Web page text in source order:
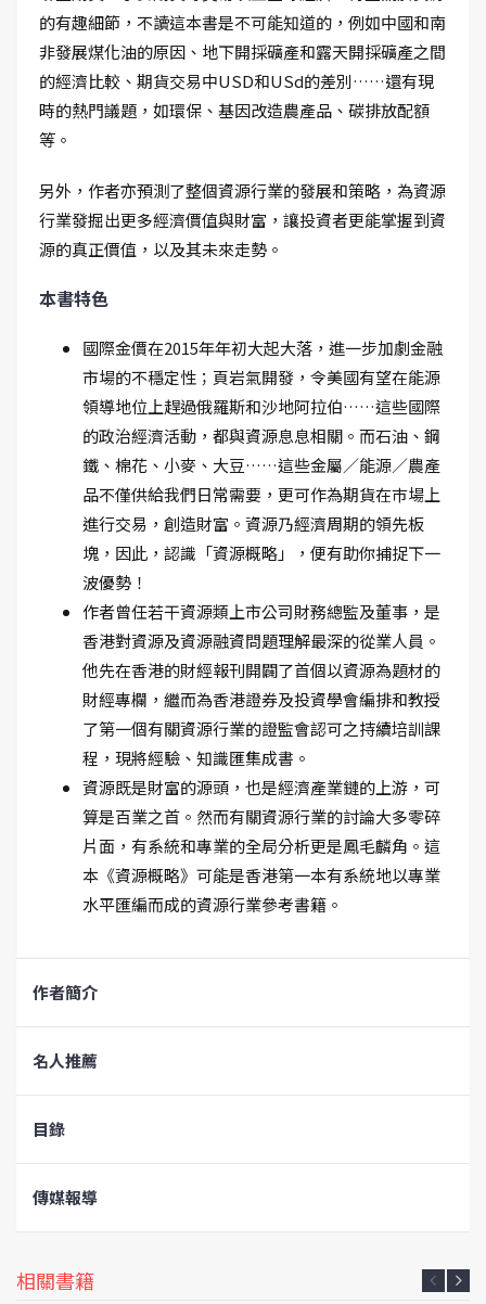
的有趣細節，不讀這本書是不可能知道的，例如中國和南
非發展煤化油的原因、地下開採礦產和露天開採礦產之間
的經濟比較、期貨交易中USD和USd的差別……還有現
時的熱門議題，如環保、基因改造農產品、碳排放配額
等。
另外，作者亦預測了整個資源行業的發展和策略，為資源
行業發掘出更多經濟價值與財富，讓投資者更能掌握到資
源的真正價值，以及其未來走勢。
本書特色
國際金價在2015年年初大起大落，進一步加劇金融
市場的不穩定性；頁岩氣開發，令美國有望在能源
領導地位上趕過俄羅斯和沙地阿拉伯……這些國際
的政治經濟活動，都與資源息息相關。而石油、鋼
鐵、棉花、小麥、大豆……這些金屬／能源／農產
品不僅供給我們日常需要，更可作為期貨在巿場上
進行交易，創造財富。資源乃經濟周期的領先板
塊，因此，認識「資源概略」，便有助你捕捉下一
波優勢！
作者曾任若干資源類上市公司財務總監及董事，是
香港對資源及資源融資問題理解最深的從業人員。
他先在香港的財經報刊開闢了首個以資源為題材的
財經專欄，繼而為香港證券及投資學會編排和教授
了第一個有關資源行業的證監會認可之持續培訓課
程，現將經驗、知識匯集成書。
資源既是財富的源頭，也是經濟產業鏈的上游，可
算是百業之首。然而有關資源行業的討論大多零碎
片面，有系統和專業的全局分析更是鳳毛麟角。這
本《資源概略》可能是香港第一本有系統地以專業
水平匯編而成的資源行業參考書籍。
作者簡介
名人推薦
目錄
傳媒報導
相關書籍